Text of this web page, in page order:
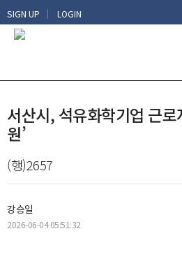
SIGN UP | LOGIN
서산시, 석유화학기업 근로
원’
(행)2657
강승일
2026-06-04 05:51:32